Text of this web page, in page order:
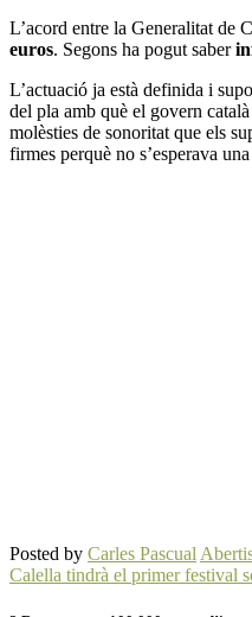
L’acord entre la Generalitat de
euros. Segons ha pogut saber
L’actuació ja està definida i
del pla amb què el govern
molèsties de sonoritat que els
firmes perquè no s’esperava
Posted by Carles Pascual
Calella tindrà el primer festival